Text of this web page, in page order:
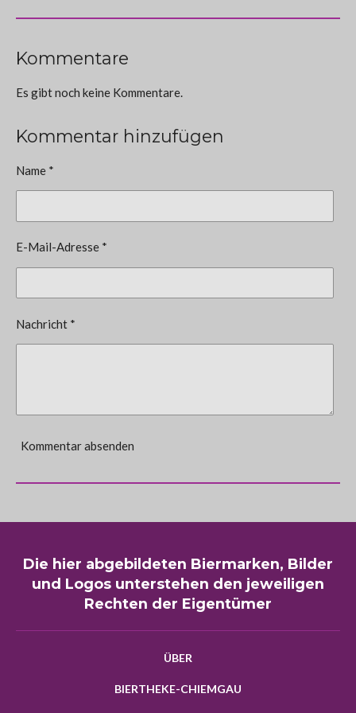
Kommentare
Es gibt noch keine Kommentare.
Kommentar hinzufügen
Name *
E-Mail-Adresse *
Nachricht *
Kommentar absenden
Die hier abgebildeten Biermarken, Bilder
und Logos unterstehen den jeweiligen
Rechten der Eigentümer
ÜBER
BIERTHEKE-CHIEMGAU